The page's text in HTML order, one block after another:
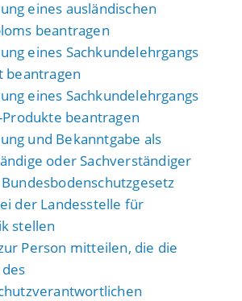
eines ausländischen
beantragen
eines Sachkundelehrgangs
beantragen
eines Sachkundelehrgangs
beantragen
und Bekanntgabe als
oder Sachverständiger
der Landesstelle für
stellen
Person mitteilen, die die